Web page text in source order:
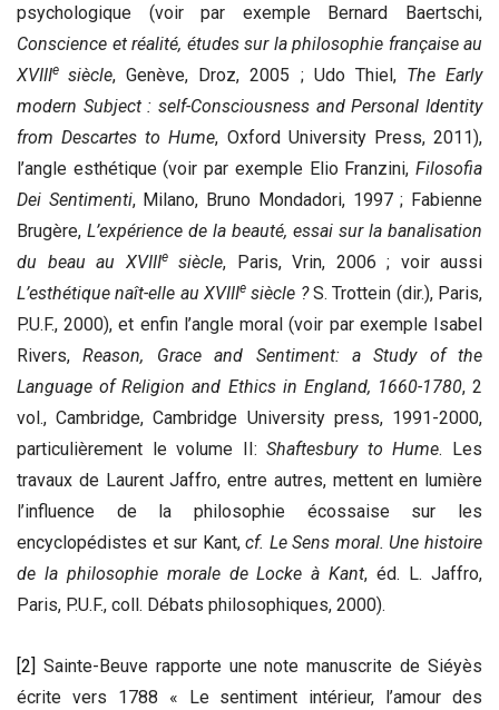
psychologique (voir par exemple Bernard Baertschi,
Conscience et réalité, études sur la philosophie française au
XVIIIe siècle, Genève, Droz, 2005 ; Udo Thiel, The Early
modern Subject : self-Consciousness and Personal Identity
from Descartes to Hume, Oxford University Press, 2011),
l’angle esthétique (voir par exemple Elio Franzini, Filosofia
Dei Sentimenti, Milano, Bruno Mondadori, 1997 ; Fabienne
Brugère, L’expérience de la beauté, essai sur la banalisation
du beau au XVIIIesiècle, Paris, Vrin, 2006 ; voir aussi
L’esthétique naît-elle au XVIIIe siècle ?S. Trottein (dir.), Paris,
P.U.F., 2000), et enfin l’angle moral (voir par exemple Isabel
Rivers,Reason, Grace and Sentiment: a Study of the
Language of Religion and Ethics in England, 1660-1780, 2
vol., Cambridge, Cambridge University press, 1991-2000,
particulièrement le volume II:Shaftesbury to Hume. Les
travaux de Laurent Jaffro, entre autres, mettent en lumière
l’influence de la philosophie écossaise sur les
encyclopédistes et sur Kant,cf. Le Sens moral. Une histoire
de la philosophie morale de Locke à Kant, éd. L. Jaffro,
Paris, P.U.F., coll. Débats philosophiques, 2000).
[2]
Sainte-Beuve rapporte une note manuscrite de Siéyès
écrite vers 1788 « Le sentiment intérieur, l’amour des